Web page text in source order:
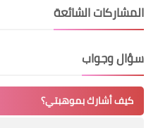
المشاركات الشائعة
سؤال وجواب
كيف أشارك بموهبتي؟